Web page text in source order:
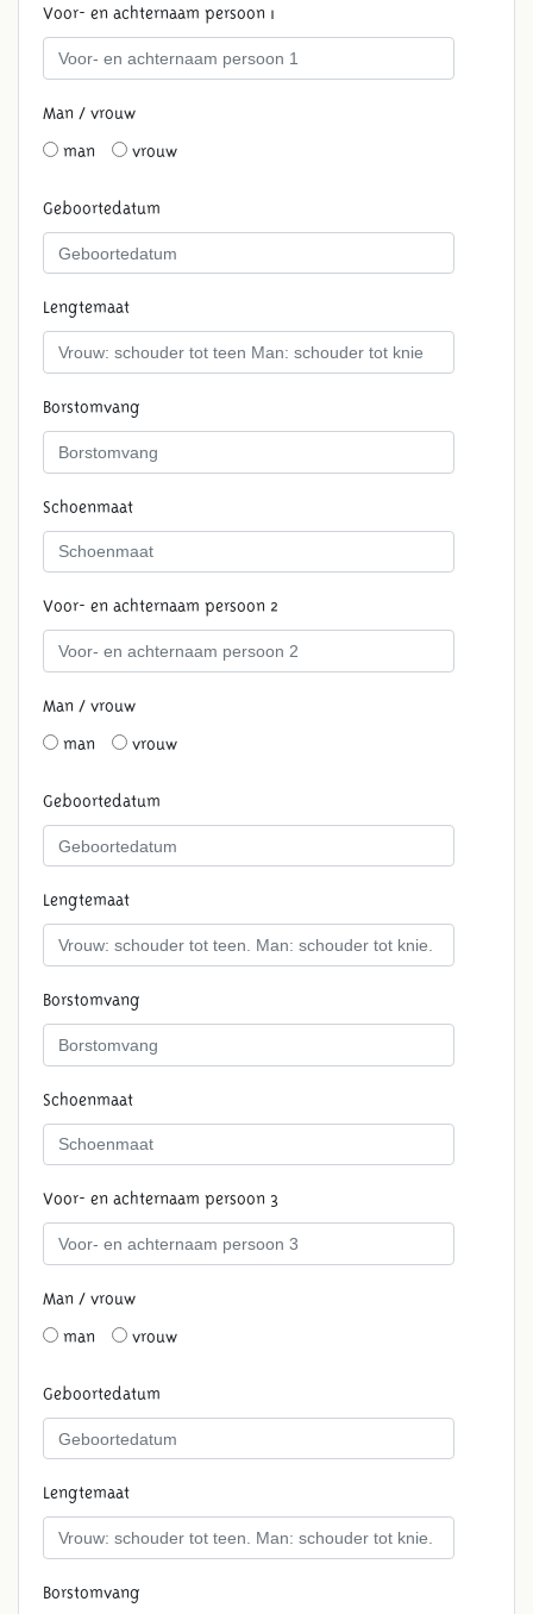
Voor- en achternaam persoon 1
Man / vrouw
man
vrouw
Geboortedatum
Lengtemaat
Borstomvang
Schoenmaat
Voor- en achternaam persoon 2
Man / vrouw
man
vrouw
Geboortedatum
Lengtemaat
Borstomvang
Schoenmaat
Voor- en achternaam persoon 3
Man / vrouw
man
vrouw
Geboortedatum
Lengtemaat
Borstomvang